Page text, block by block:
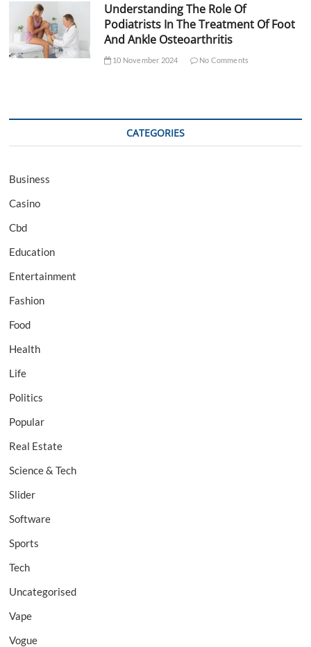
Understanding The Role Of
Podiatrists In The Treatment Of Foot
And Ankle Osteoarthritis
10 November 2024 No Comments
CATEGORIES
Business
Casino
Cbd
Education
Entertainment
Fashion
Food
Health
Life
Politics
Popular
Real Estate
Science & Tech
Slider
Software
Sports
Tech
Uncategorised
Vape
Vogue